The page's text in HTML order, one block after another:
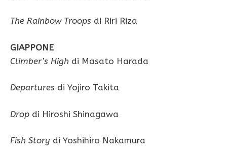
The Rainbow Troops di Riri Riza
GIAPPONE
Climber’s High di Masato Harada
Departures di Yojiro Takita
Drop di Hiroshi Shinagawa
Fish Story di Yoshihiro Nakamura